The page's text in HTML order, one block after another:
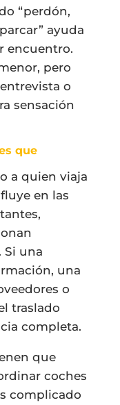
“perdón,
ayuda
encuentro.
pero
o
sensación
que
a quien viaja
en las
Si una
una
o
traslado
completa.
que
coches
complicado